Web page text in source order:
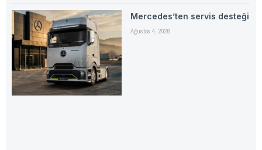
Mercedes’ten servis desteği
Ağustos 4, 2026